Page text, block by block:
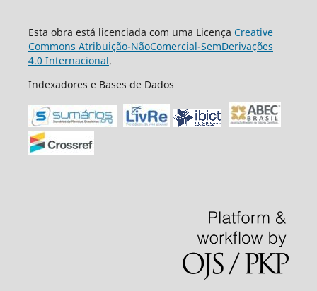
Esta obra está licenciada com uma Licença Creative
Commons Atribuição-NãoComercial-SemDerivações
4.0 Internacional.
Indexadores e Bases de Dados